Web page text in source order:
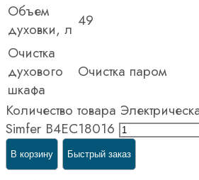
Объем
духовки, л 49
Очистка
духового
шкафа
Очистка паром
Количество товара
Simfer B4EC18016
В корзину Быстрый заказ